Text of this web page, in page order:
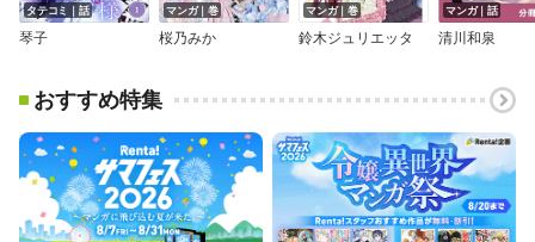
タテコミ｜話
琴子
マンガ｜巻
桜乃みか
マンガ｜巻
鈴木ジュリエッタ
マンガ｜話
清川和泉
おすすめ特集